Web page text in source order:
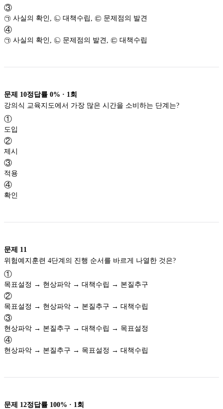
③
㉠ 사실의 확인, ㉡ 대책수립, ㉢ 문제점의 발견
④
㉠ 사실의 확인, ㉡ 문제점의 발견, ㉢ 대책수립
문제 10정답률 0% · 1 회
강의식 교육지도에서 가장 많은 시간을 소비하는 단계는?
①
도입
②
제시
③
적용
④
확인
문제 11
위험예지훈련 4단계의 진행 순서를 바르게 나열한 것은?
①
목표설정 → 현상파악 → 대책수립 → 본질추구
②
목표설정 → 현상파악 → 본질추구 → 대책수립
③
현상파악 → 본질추구 → 대책수립 → 목표설정
④
현상파악 → 본질추구 → 목표설정 → 대책수립
문제 12정답률 100% · 1 회